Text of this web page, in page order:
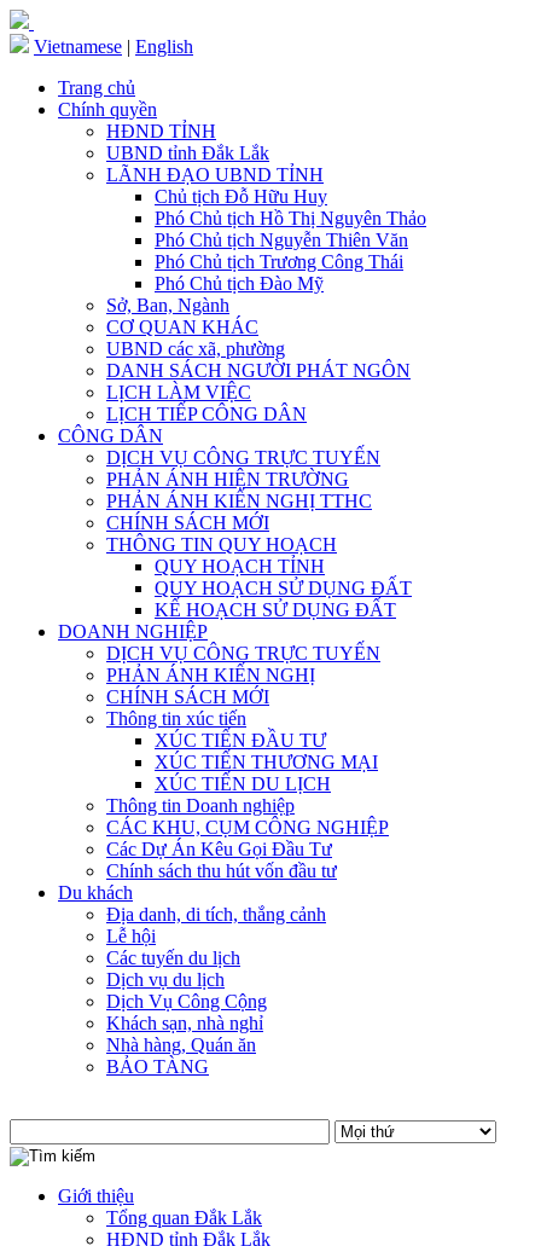
Vietnamese | English
Trang chủ
Chính quyền
HĐND TỈNH
UBND tỉnh Đắk Lắk
LÃNH ĐẠO UBND TỈNH
Chủ tịch Đỗ Hữu Huy
Phó Chủ tịch Hồ Thị Nguyên Thảo
Phó Chủ tịch Nguyễn Thiên Văn
Phó Chủ tịch Trương Công Thái
Phó Chủ tịch Đào Mỹ
Sở, Ban, Ngành
CƠ QUAN KHÁC
UBND các xã, phường
DANH SÁCH NGƯỜI PHÁT NGÔN
LỊCH LÀM VIỆC
LỊCH TIẾP CÔNG DÂN
CÔNG DÂN
DỊCH VỤ CÔNG TRỰC TUYẾN
PHẢN ÁNH HIỆN TRƯỜNG
PHẢN ÁNH KIẾN NGHỊ TTHC
CHÍNH SÁCH MỚI
THÔNG TIN QUY HOẠCH
QUY HOẠCH TỈNH
QUY HOẠCH SỬ DỤNG ĐẤT
KẾ HOẠCH SỬ DỤNG ĐẤT
DOANH NGHIỆP
DỊCH VỤ CÔNG TRỰC TUYẾN
PHẢN ÁNH KIẾN NGHỊ
CHÍNH SÁCH MỚI
Thông tin xúc tiến
XÚC TIẾN ĐẦU TƯ
XÚC TIẾN THƯƠNG MẠI
XÚC TIẾN DU LỊCH
Thông tin Doanh nghiệp
CÁC KHU, CỤM CÔNG NGHIỆP
Các Dự Án Kêu Gọi Đầu Tư
Chính sách thu hút vốn đầu tư
Du khách
Địa danh, di tích, thắng cảnh
Lễ hội
Các tuyến du lịch
Dịch vụ du lịch
Dịch Vụ Công Cộng
Khách sạn, nhà nghỉ
Nhà hàng, Quán ăn
BẢO TÀNG
Giới thiệu
Tổng quan Đắk Lắk
HĐND tỉnh Đắk Lắk